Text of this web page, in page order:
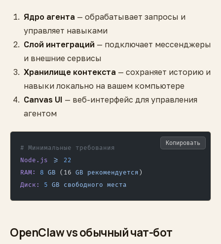
Ядро агента — обрабатывает запросы и
управляет навыками
Слой интеграций — подключает мессенджеры
и внешние сервисы
Хранилище контекста — сохраняет историю и
навыки локально на вашем компьютере
Canvas UI — веб-интерфейс для управления
агентом
# Минимальные требования
Node.js >=
22
RAM:
8 GB (16 GB рекомендуется )
Диск:
5 GB свободного места
Копировать
OpenClaw vs обычный чат-бот